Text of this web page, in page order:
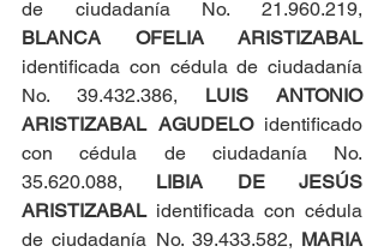
BLANCA OFELIA ARISTIZABAL
identificada con cédula de ciudadanía
No. 39.432.386, LUIS ANTONIO
ARISTIZABAL AGUDELO identificado
con cédula de ciudadanía No.
35.620.088, LIBIA DE JESÚS
ARISTIZABAL identificada con cédula
de ciudadanía No. 39.433.582, MARIA